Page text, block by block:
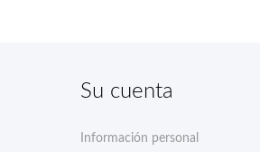
Su cuenta
Información personal